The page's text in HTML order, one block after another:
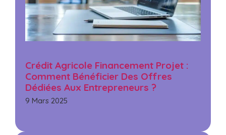
Crédit Agricole Financement Projet :
Comment Bénéficier Des Offres
Dédiées Aux Entrepreneurs ?
9 Mars 2025